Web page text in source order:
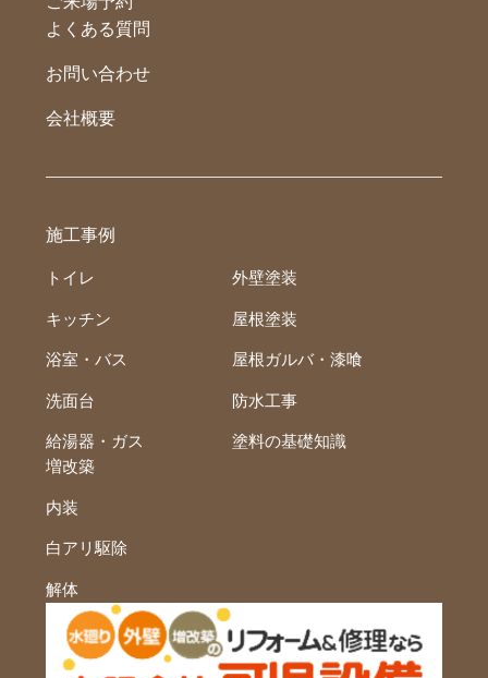
よくある質問
お問い合わせ
会社概要
施工事例
トイレ
キッチン
浴室・バス
洗面台
給湯器・ガス
外壁塗装
屋根塗装
屋根ガルバ・漆喰
防水工事
塗料の基礎知識
増改築
内装
白アリ駆除
解体